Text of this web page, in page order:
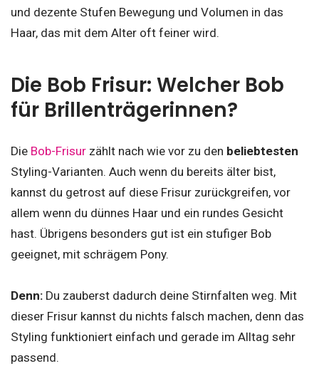
und dezente Stufen Bewegung und Volumen in das
Haar, das mit dem Alter oft feiner wird.
Die Bob Frisur: Welcher Bob
für Brillenträgerinnen?
Die Bob-Frisur zählt nach wie vor zu den beliebtesten
Styling-Varianten. Auch wenn du bereits älter bist,
kannst du getrost auf diese Frisur zurückgreifen, vor
allem wenn du dünnes Haar und ein rundes Gesicht
hast. Übrigens besonders gut ist ein stufiger Bob
geeignet, mit schrägem Pony.
Denn: Du zauberst dadurch deine Stirnfalten weg. Mit
dieser Frisur kannst du nichts falsch machen, denn das
Styling funktioniert einfach und gerade im Alltag sehr
passend.